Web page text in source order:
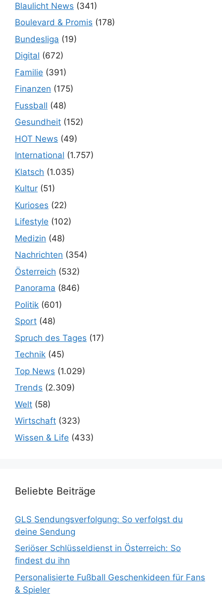
Blaulicht News (341)
Boulevard & Promis (178)
Bundesliga (19)
Digital (672)
Familie (391)
Finanzen (175)
Fussball (48)
Gesundheit (152)
HOT News (49)
International (1.757)
Klatsch (1.035)
Kultur (51)
Kurioses (22)
Lifestyle (102)
Medizin (48)
Nachrichten (354)
Österreich (532)
Panorama (846)
Politik (601)
Sport (48)
Spruch des Tages (17)
Technik (45)
Top News (1.029)
Trends (2.309)
Welt (58)
Wirtschaft (323)
Wissen & Life (433)
Beliebte Beiträge
GLS Sendungsverfolgung: So verfolgst du
deine Sendung
Seriöser Schlüsseldienst in Österreich: So
findest du ihn
Personalisierte Fußball Geschenkideen für Fans
& Spieler